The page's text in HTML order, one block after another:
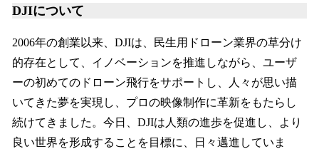
DJIについて
2006年の創業以来、DJIは、民生用ドローン業界の草分け
的存在として、イノベーションを推進しながら、ユーザ
ーの初めてのドローン飛行をサポートし、人々が思い描
いてきた夢を実現し、プロの映像制作に革新をもたらし
続けてきました。今日、DJIは人類の進歩を促進し、より
良い世界を形成することを目標に、日々邁進していま